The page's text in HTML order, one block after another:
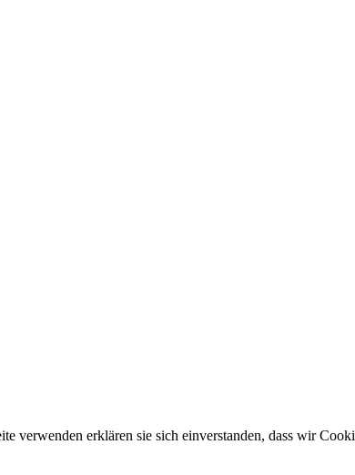
verwenden erklären sie sich einverstanden, dass wir